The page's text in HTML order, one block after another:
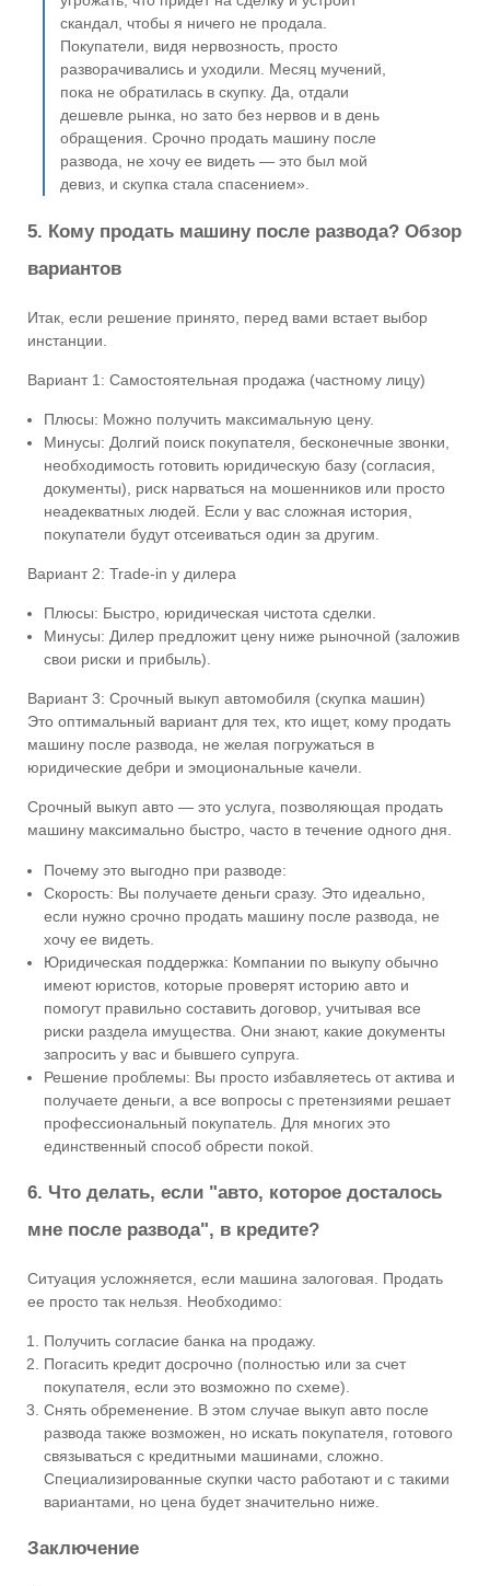
скандал, чтобы я ничего не продала.
Покупатели, видя нервозность, просто
разворачивались и уходили. Месяц мучений,
пока не обратилась в скупку. Да, отдали
дешевле рынка, но зато без нервов и в день
обращения. Срочно продать машину после
развода, не хочу ее видеть — это был мой
девиз, и скупка стала спасением».
5. Кому продать машину после развода? Обзор
вариантов
Итак, если решение принято, перед вами встает выбор
инстанции.
Вариант 1: Самостоятельная продажа (частному лицу)
Плюсы: Можно получить максимальную цену.
Минусы: Долгий поиск покупателя, бесконечные звонки,
необходимость готовить юридическую базу (согласия,
документы), риск нарваться на мошенников или просто
неадекватных людей. Если у вас сложная история,
покупатели будут отсеиваться один за другим.
Вариант 2: Trade-in у дилера
Плюсы: Быстро, юридическая чистота сделки.
Минусы: Дилер предложит цену ниже рыночной (заложив
свои риски и прибыль).
Вариант 3: Срочный выкуп автомобиля (скупка машин)
Это оптимальный вариант для тех, кто ищет, кому продать
машину после развода, не желая погружаться в
юридические дебри и эмоциональные качели.
Срочный выкуп авто — это услуга, позволяющая продать
машину максимально быстро, часто в течение одного дня.
Почему это выгодно при разводе:
Скорость: Вы получаете деньги сразу. Это идеально,
если нужно срочно продать машину после развода, не
хочу ее видеть.
Юридическая поддержка: Компании по выкупу обычно
имеют юристов, которые проверят историю авто и
помогут правильно составить договор, учитывая все
риски раздела имущества. Они знают, какие документы
запросить у вас и бывшего супруга.
Решение проблемы: Вы просто избавляетесь от актива и
получаете деньги, а все вопросы с претензиями решает
профессиональный покупатель. Для многих это
единственный способ обрести покой.
6. Что делать, если "авто, которое досталось
мне после развода", в кредите?
Ситуация усложняется, если машина залоговая. Продать
ее просто так нельзя. Необходимо:
Получить согласие банка на продажу.
Погасить кредит досрочно (полностью или за счет
покупателя, если это возможно по схеме).
Снять обременение. В этом случае выкуп авто после
развода также возможен, но искать покупателя, готового
связываться с кредитными машинами, сложно.
Специализированные скупки часто работают и с такими
вариантами, но цена будет значительно ниже.
Заключение